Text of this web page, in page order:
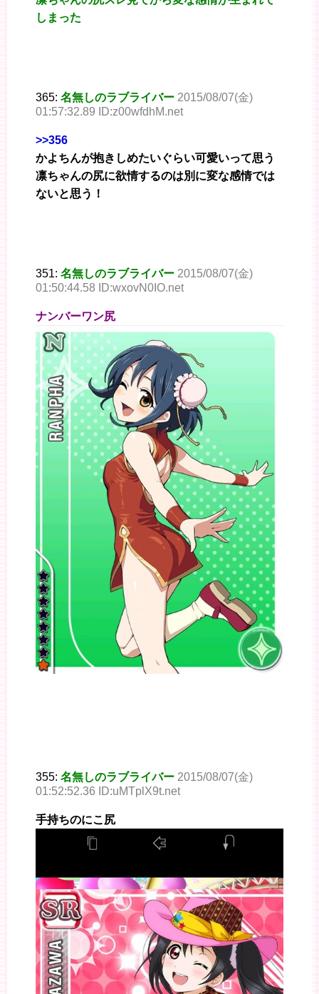
しまった
365: 名無しのラブライバー 2015/08/07(金)
01:57:32.89 ID:z00wfdhM.net
>>356
かよちんが抱きしめたいぐらい可愛いって思う
凛ちゃんの尻に欲情するのは別に変な感情では
ないと思う！
351: 名無しのラブライバー 2015/08/07(金)
01:50:44.58 ID:wxovN0IO.net
ナンバーワン尻
355: 名無しのラブライバー 2015/08/07(金)
01:52:52.36 ID:uMTplX9t.net
手持ちのにこ尻